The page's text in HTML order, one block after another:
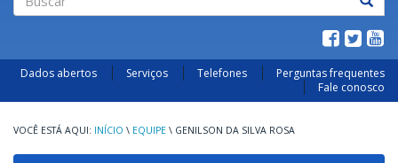
Dados abertos Serviços Telefones
Perguntas frequentes
Fale conosco
INÍCIO \ EQUIPE \ GENILSON DA SILVA ROSA